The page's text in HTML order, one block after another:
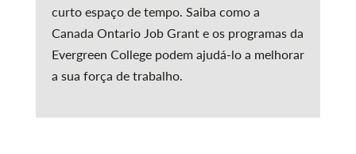
curto espaço de tempo. Saiba como a
Canada Ontario Job Grant e os programas da
Evergreen College podem ajudá-lo a melhorar
a sua força de trabalho.